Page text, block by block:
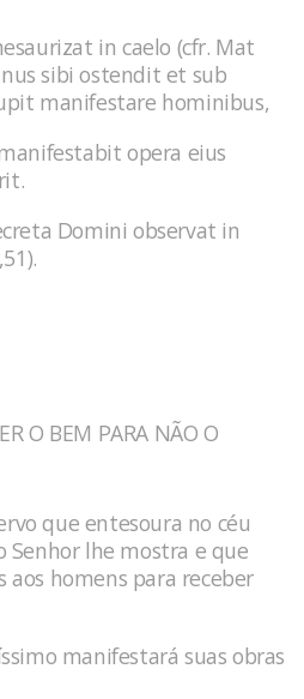
in caelo (cfr. Mat
sibi ostendit et sub
manifestare hominibus,
opera eius
Domini observat in
O BEM PARA NÃO O
que entesoura no céu
Senhor lhe mostra e que
homens para receber
manifestará suas obras